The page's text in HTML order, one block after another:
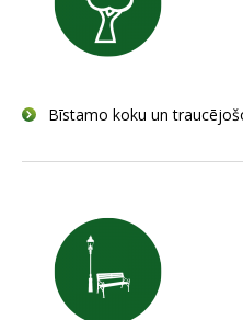
Bīstamo koku un